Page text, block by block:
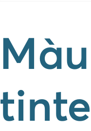
Màu